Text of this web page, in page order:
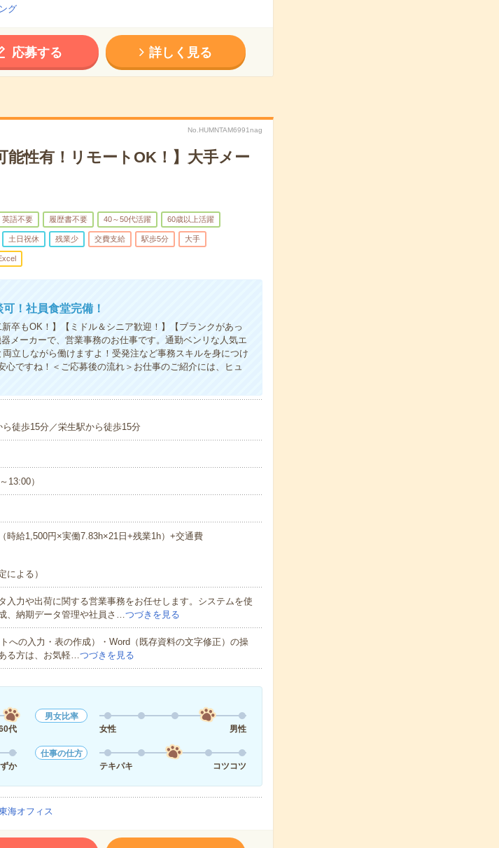
グ
応募する 詳しく見る
No.HUMNTAM6991nag
能性有！リモートOK！】大手メー
英語不要 履歴書不要 40～50代活躍 60歳以上活躍
土日祝休 残業少 交費支給 駅歩5分 大手
！社員食堂完備！
卒もOK！】【ミドル＆シニア歓迎！】【ブランクがあっ
メーカーで、営業事務のお仕事です。通勤ベンリな人気エ
立しながら働けますよ！受発注など事務スキルを身につけ
ですね！＜ご応募後の流れ＞お仕事のご紹介には、ヒュ
徒歩15分／栄生駅から徒歩15分
13:00）
時給1,500円×実働7.83h×21日+残業1h）+交通費
による）
入力や出荷に関する営業事務をお任せします。システムを使
、納期データ管理や社員さ…つづきを見る
への入力・表の作成）・Word（既存資料の文字修正）の操
る方は、お気軽…つづきを見る
代
男女比率
女性
男性
か
仕事の仕方
テキパキ
コツコツ
海オフィス